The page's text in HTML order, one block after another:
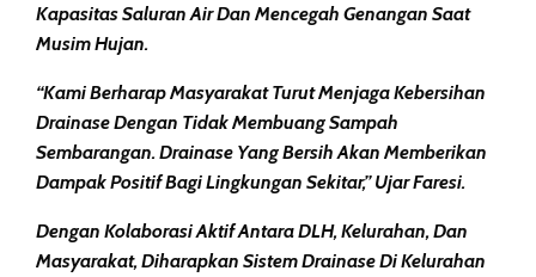
Kapasitas Saluran Air Dan Mencegah Genangan Saat
Musim Hujan.
“Kami Berharap Masyarakat Turut Menjaga Kebersihan
Drainase Dengan Tidak Membuang Sampah
Sembarangan. Drainase Yang Bersih Akan Memberikan
Dampak Positif Bagi Lingkungan Sekitar,” Ujar Faresi.
Dengan Kolaborasi Aktif Antara DLH, Kelurahan, Dan
Masyarakat, Diharapkan Sistem Drainase Di Kelurahan